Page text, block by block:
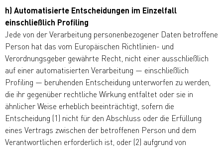
h) Automatisierte Entscheidungen im Einzelfall
einschließlich Profiling
Jede von der Verarbeitung personenbezogener Daten betroffene
Person hat das vom Europäischen Richtlinien- und
Verordnungsgeber gewährte Recht, nicht einer ausschließlich
auf einer automatisierten Verarbeitung — einschließlich
Profiling — beruhenden Entscheidung unterworfen zu werden,
die ihr gegenüber rechtliche Wirkung entfaltet oder sie in
ähnlicher Weise erheblich beeinträchtigt, sofern die
Entscheidung (1) nicht für den Abschluss oder die Erfüllung
eines Vertrags zwischen der betroffenen Person und dem
Verantwortlichen erforderlich ist, oder (2) aufgrund von